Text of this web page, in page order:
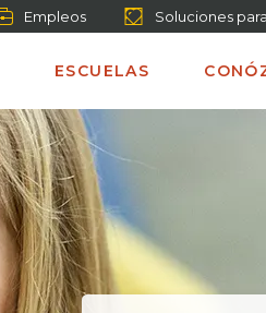
Empleos Soluciones
ESCUELAS